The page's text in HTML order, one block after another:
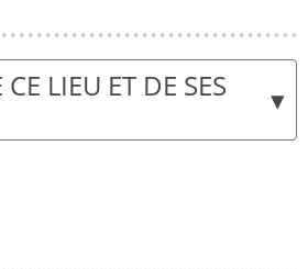
▾
LIEU ET DE SES